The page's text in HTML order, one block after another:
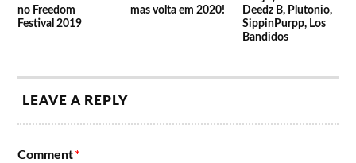
no Freedom
Festival 2019
mas volta em 2020!
Deedz B, Plutonio,
SippinPurpp, Los
Bandidos
LEAVE A REPLY
Comment*